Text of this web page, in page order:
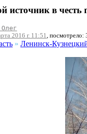
источник в
2016 г. 11:51, посмотрело:
» Ленинск-